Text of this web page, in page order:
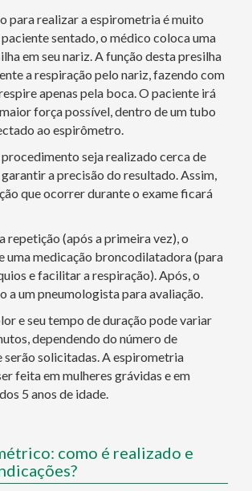
para realizar a espirometria é muito
sentado, o médico coloca uma
em seu nariz. A função desta presilha
a respiração pelo nariz, fazendo com
apenas pela boca. O paciente irá
força possível, dentro de um tubo
ao espirômetro.
procedimento seja realizado cerca de
a precisão do resultado. Assim,
que ocorrer durante o exame ficará
repetição (após a primeira vez), o
uma medicação broncodilatadora (para
e facilitar a respiração). Após, o
a um pneumologista para avaliação.
e seu tempo de duração pode variar
dependendo do número de
serão solicitadas. A espirometria
feita em mulheres grávidas e em
5 anos de idade.
como é realizado e